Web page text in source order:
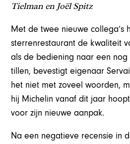
Tielman en Joël Spitz
Met de twee nieuwe collega’s
sterrenrestaurant de kwaliteit
als de bediening naar een
tillen, bevestigt eigenaar
het niet met zoveel woorden,
hij Michelin vanaf dit jaar
voor zijn nieuwe aanpak.
Na een negatieve recensie in